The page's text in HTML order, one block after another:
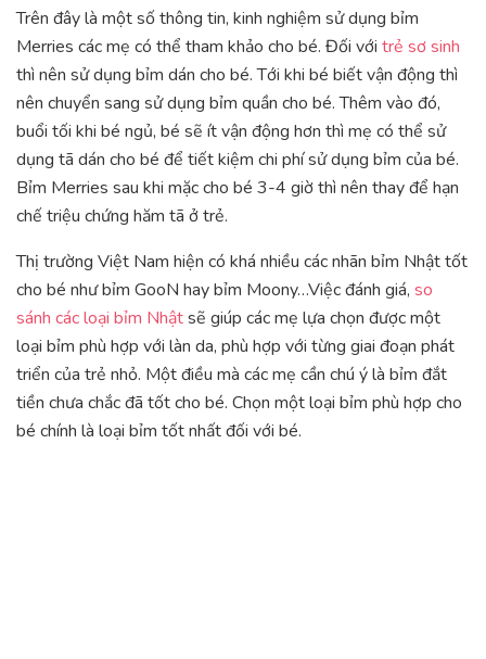
Trên đây là một số thông tin, kinh nghiệm sử dụng bỉm
Merries các mẹ có thể tham khảo cho bé. Đối với trẻ sơ sinh
thì nên sử dụng bỉm dán cho bé. Tới khi bé biết vận động thì
nên chuyển sang sử dụng bỉm quần cho bé. Thêm vào đó,
buổi tối khi bé ngủ, bé sẽ ít vận động hơn thì mẹ có thể sử
dụng tã dán cho bé để tiết kiệm chi phí sử dụng bỉm của bé.
Bỉm Merries sau khi mặc cho bé 3-4 giờ thì nên thay để hạn
chế triệu chứng hăm tã ở trẻ.
Thị trường Việt Nam hiện có khá nhiều các nhãn bỉm Nhật tốt
cho bé như bỉm GooN hay bỉm Moony…Việc đánh giá, so
sánh các loại bỉm Nhậtsẽ giúp các mẹ lựa chọn được một
loại bỉm phù hợp với làn da, phù hợp với từng giai đoạn phát
triển của trẻ nhỏ. Một điều mà các mẹ cần chú ý là bỉm đắt
tiền chưa chắc đã tốt cho bé. Chọn một loại bỉm phù hợp cho
bé chính là loại bỉm tốt nhất đối với bé.